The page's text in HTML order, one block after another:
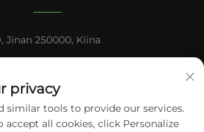
Jinan 250000, Kiina
privacy
similar tools to provide our services.
all cookies, click Personalize